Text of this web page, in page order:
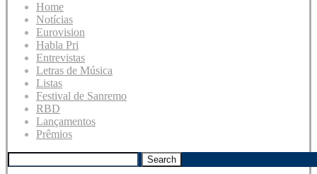
Home
Notícias
Eurovision
Habla Pri
Entrevistas
Letras de Música
Listas
Festival de Sanremo
RBD
Lançamentos
Prêmios
Search